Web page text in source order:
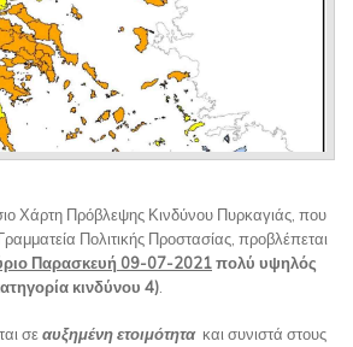
Χάρτη Πρόβλεψης Κινδύνου Πυρκαγιάς, που
Πολιτικής Προστασίας, προβλέπεται
Παρασκευή 09-07-2021πολύ υψηλός
κινδύνου 4)
σεαυξημένη ετοιμότητα και συνιστά στους